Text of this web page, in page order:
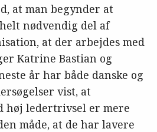
at man begynder at
nødvendig del af
at der arbejdes med
Katrine Bastian og
år har både danske og
vist, at
høj ledertrivsel er mere
måde, at de har lavere